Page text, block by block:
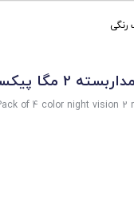
of 4 color night vision 2